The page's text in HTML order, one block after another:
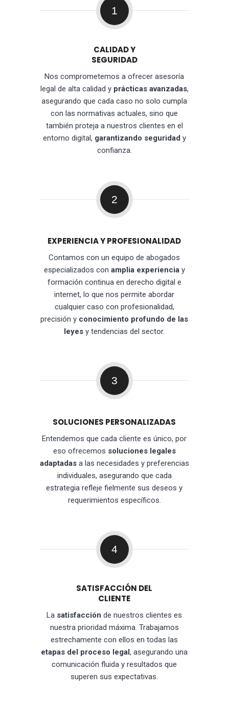
1
CALIDAD Y
SEGURIDAD
Nos comprometemos a ofrecer asesoría
legal de alta calidad y prácticas avanzadas,
asegurando que cada caso no solo cumpla
con las normativas actuales, sino que
también proteja a nuestros clientes en el
entorno digital, garantizando seguridad y
confianza.
2
EXPERIENCIA Y PROFESIONALIDAD
Contamos con un equipo de abogados
especializados con amplia experienciay
formación continua en derecho digital e
internet, lo que nos permite abordar
cualquier caso con profesionalidad,
precisión y conocimiento profundo de las
leyes y tendencias del sector.
3
SOLUCIONES PERSONALIZADAS
Entendemos que cada cliente es único, por
eso ofrecemos soluciones legales
adaptadasa las necesidades y preferencias
individuales, asegurando que cada
estrategia refleje fielmente sus deseos y
requerimientos específicos.
4
SATISFACCIÓN DEL
CLIENTE
La satisfacción de nuestros clientes es
nuestra prioridad máxima. Trabajamos
estrechamente con ellos en todas las
etapas del proceso legal, asegurando una
comunicación fluida y resultados que
superen sus expectativas.